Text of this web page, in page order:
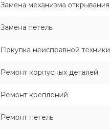
Замена механизма открывания
Замена петель
Покупка неисправной техники
Ремонт корпусных деталей
Ремонт креплений
Ремонт петель